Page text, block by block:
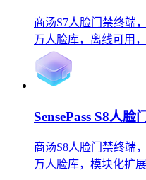
商汤S7人脸门禁终端
万人脸库，离线可用，
SensePass S8人脸
商汤S8人脸门禁终端
万人脸库，模块化扩展